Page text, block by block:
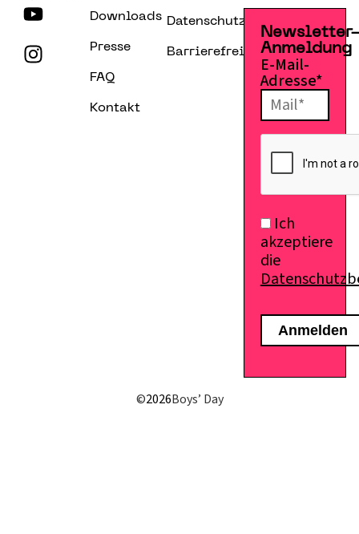
Downloads
Presse
FAQ
Kontakt
Datenschutzerklärung
Barrierefreiheitserklärung
Anmeldung
E-Mail-
Adresse*
Ich
akzeptiere
die
©2026Boys’ Day